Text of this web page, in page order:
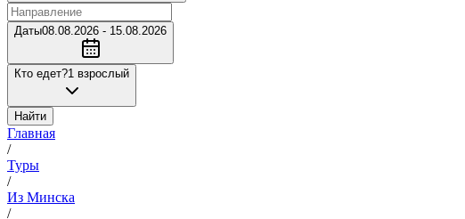
Даты08.08.2026 - 15.08.2026
Кто едет?1 взрослый
Найти
Главная
/
Туры
/
Из Минска
/